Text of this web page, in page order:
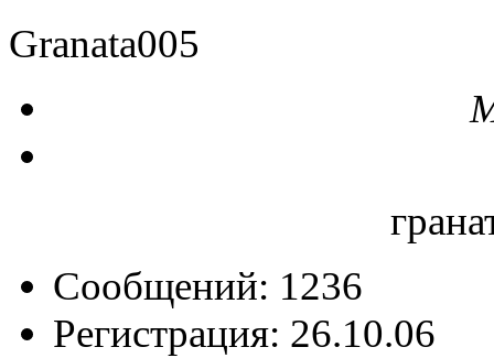
Granata005
Сообщений: 1236
Регистрация: 26.10.06